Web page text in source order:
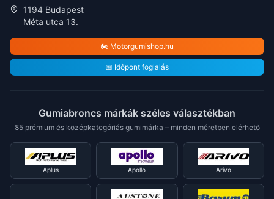
1194 Budapest
Méta utca 13.
🏍️ Motorgumishop.hu
📅 Időpont foglalás
Gumiabroncs márkák széles választékban
85 prémium és középkategóriás gumimárka – minden méretben elérhető
Aplus Apollo Arivo